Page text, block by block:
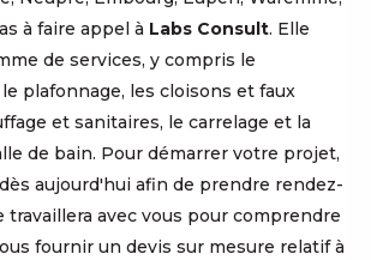
à faire appel à Labs Consult. Elle
de services, y compris le
plafonnage, les cloisons et faux
et sanitaires, le carrelage et la
de bain. Pour démarrer votre projet,
aujourd'hui afin de prendre rendez-
travaillera avec vous pour comprendre
fournir un devis sur mesure relatif à